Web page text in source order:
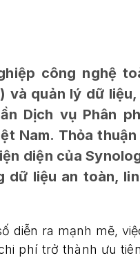
công nghệ
và quản lý dữ
Dịch vụ Phân
Nam. Thỏa
diện của
dữ liệu an toàn,
diễn ra mạnh mẽ,
phí trở thành ưu